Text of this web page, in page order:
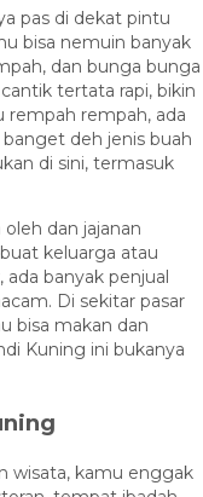
pas di dekat pintu
bisa nemuin banyak
dan bunga bunga
tertata rapi, bikin
rempah rempah, ada
deh jenis buah
di sini, termasuk
dan jajanan
keluarga atau
banyak penjual
Di sekitar pasar
bisa makan dan
Kuning ini bukanya
wisata, kamu enggak